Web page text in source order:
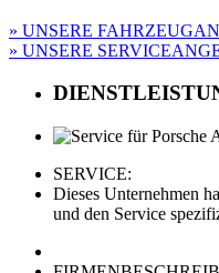
» UNSERE
» UNSERE
SERVICE:
Dieses Unternehmen
und den Service